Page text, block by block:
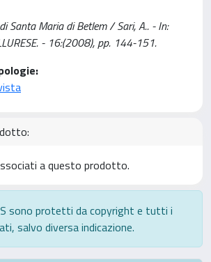
Santa Maria di Betlem / Sari, A.. - In:
- 16:(2008), pp. 144-151.
a questo prodotto.
sono protetti da copyright e tutti i
salvo diversa indicazione.